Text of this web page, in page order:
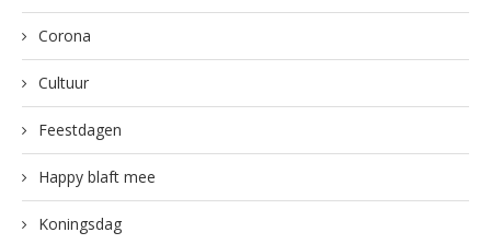
Corona
Cultuur
Feestdagen
Happy blaft mee
Koningsdag